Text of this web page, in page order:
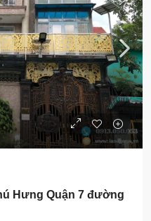
Hưng Quận 7 đường